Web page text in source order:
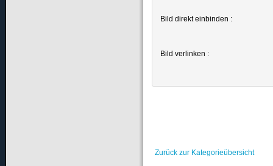
Bild direkt einbinden :
Bild verlinken :
Zurück zur Kategorieübersicht